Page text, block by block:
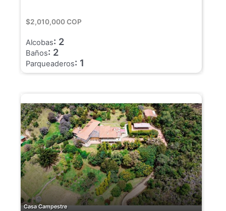
$2,010,000 COP
Alcobas: 2
Baños: 2
Parqueaderos: 1
Casa Campestre